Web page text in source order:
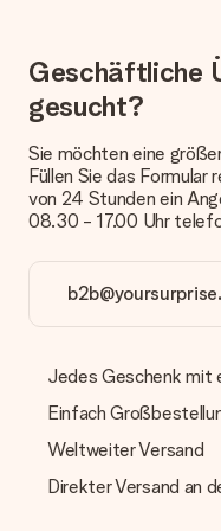
Welche Lieferoptionen
Derzeit können wir
Päckchen versendet.
oder Päckchen
Kundenservice.
Wie kann ich meine
Wir bieten die folgenden
mit normaler
manuellen
Geschenks jedoch um 3
Geschenk
Was, wenn das
Geschäftliche
gesucht?
Sie möchten eine
Füllen Sie das Formular
von 24 Stunden ein
08.30 - 17.00 Uhr
Jedes Geschenk mit
Einfach
Weltweiter Versand
Direkter Versand an